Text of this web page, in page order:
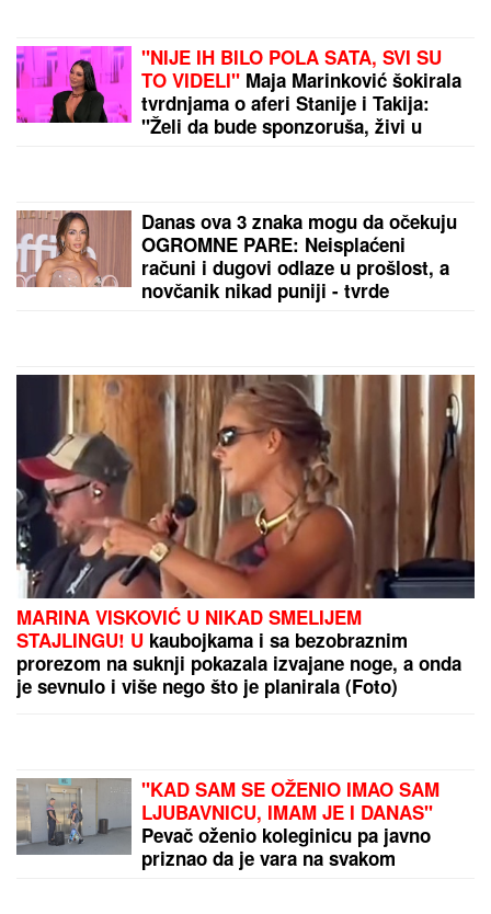
"ILIJAN UŽIVA KAO PRINC, NE ISPUŠTAMO GA IZ
RUKU"Ceca Ražnatović o unuku, porodici Gudelj i
Anastasiji: "Odlično se snašla, nisam je savetovala",
spomenula i novi album posle 10 godina